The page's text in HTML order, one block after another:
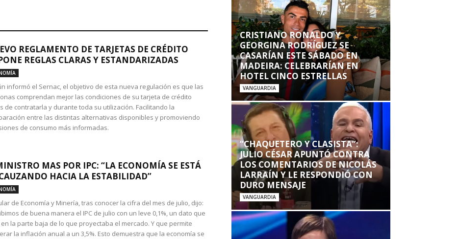
REGLAMENTO DE TARJETAS DE CRÉDITO
REGLAS CLARAS Y ESTANDARIZADAS
informó el Sernac, el objetivo de esta nueva regulación es que las
comprendan mejor las condiciones de su tarjeta de crédito
de contratarla y durante toda su utilización. Facilitando la
entre las distintas alternativas disponibles y promoviendo
de consumo más informadas.
MAS POR IPC: “LA ECONOMÍA SE ESTÁ
HACIA LA ESTABILIDAD”
de Economía y Minería, tras conocer la cifra del mes de julio, dijo:
de buena manera el IPC de julio con un leve 0,1%, un dato que
la parte baja de lo que proyectaba el mercado. Y que permite
la inflación anual a un 3,5%. Esto demuestra que la economía se
CRISTIANO RONALDO Y
GEORGINA RODRÍGUEZ SE
CASARÍAN ESTE SÁBADO EN
MADEIRA: CELEBRARÍAN EN
HOTEL CINCO ESTRELLAS
VANGUARDIA
“CHAQUETERO Y CLASISTA”:
JULIO CÉSAR APUNTÓ CONTRA
LOS COMENTARIOS DE NICOLÁS
LARRAÍN Y LE RESPONDIÓ CON
DURO MENSAJE
VANGUARDIA